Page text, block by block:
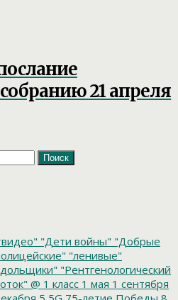
21 апреля
"Дети войны" "Добрые
"ленивые"
"Рентгенологический
@ 1 класс 1 мая 1 сентября